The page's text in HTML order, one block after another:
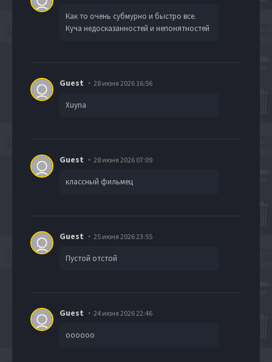
Как то очень субмурно и быстро все.
Куча недосказанностей и непонятностей
Guest 28 июня 2026 16:56
Xuyna
Guest 28 июня 2026 07:09
классный фильмец
Guest 25 июня 2026 23:55
Пустой отстой
Guest 24 июня 2026 22:46
оооооо